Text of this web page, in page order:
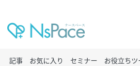
記事 お気に入り セミナー お役立ちツ